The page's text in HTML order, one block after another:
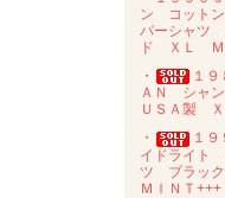
ン コット
パーシャツ
ド ＸＬ Ｍ
・
１
ＡＮ シャ
ＵＳＡ製
・
１
イドライト
ツ ブラッ
ＭＩＮＴ+++